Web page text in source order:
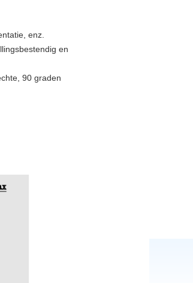
enz.
en
90 graden